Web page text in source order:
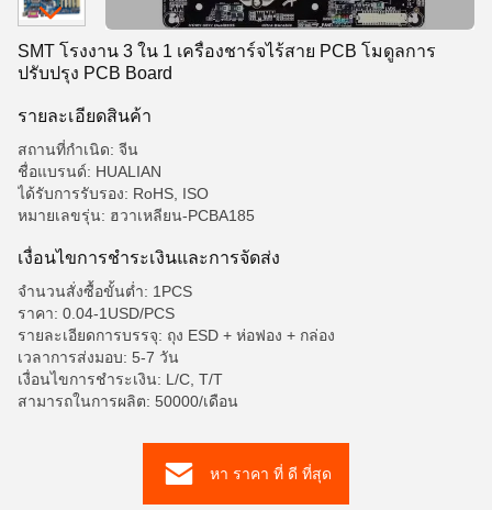
SMT โรงงาน 3 ใน 1 เครื่องชาร์จไร้สาย PCB โมดูลการ
ปรับปรุง PCB Board
รายละเอียดสินค้า
สถานที่กำเนิด: จีน
ชื่อแบรนด์: HUALIAN
ได้รับการรับรอง: RoHS, ISO
หมายเลขรุ่น: ฮวาเหลียน-PCBA185
เงื่อนไขการชําระเงินและการจัดส่ง
จำนวนสั่งซื้อขั้นต่ำ: 1PCS
ราคา: 0.04-1USD/PCS
รายละเอียดการบรรจุ: ถุง ESD + ห่อฟอง + กล่อง
เวลาการส่งมอบ: 5-7 วัน
เงื่อนไขการชำระเงิน: L/C, T/T
สามารถในการผลิต: 50000/เดือน
หา ราคา ที่ ดี ที่สุด